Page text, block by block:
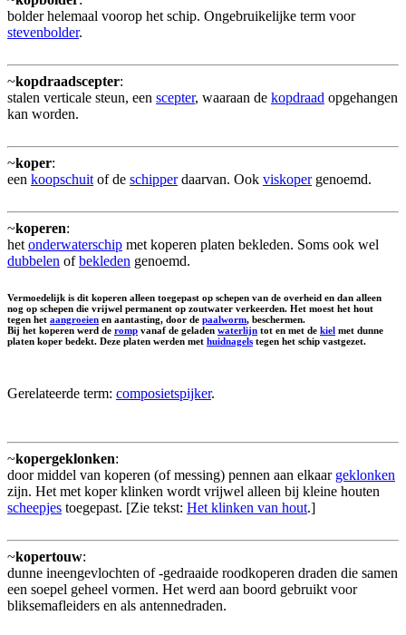
bolder helemaal voorop het schip. Ongebruikelijke term voor
stevenbolder.
~kopdraadscepter:
stalen verticale steun, een scepter, waaraan de kopdraad opgehangen
kan worden.
~koper:
een koopschuit of de schipperdaarvan. Ook viskopergenoemd.
~koperen:
het onderwaterschip met koperen platen bekleden. Soms ook wel
dubbelen ofbekleden genoemd.
Vermoedelijk is dit koperen alleen toegepast op schepen van de overheid en dan alleen
nog op schepen die vrijwel permanent op zoutwater verkeerden. Het moest het hout
tegen het aangroeien en aantasting, door de paalworm, beschermen.
Bij het koperen werd de romp vanaf de geladen waterlijn tot en met de kiel met dunne
platen koper bedekt. Deze platen werden met huidnagels tegen het schip vastgezet.
Gerelateerde term: composietspijker.
~kopergeklonken:
door middel van koperen (of messing) pennen aan elkaar geklonken
zijn. Het met koper klinken wordt vrijwel alleen bij kleine houten
scheepjes toegepast. [Zie tekst: Het klinken van hout.]
~kopertouw:
dunne ineengevlochten of -gedraaide roodkoperen draden die samen
een soepel geheel vormen. Het werd aan boord gebruikt voor
bliksemafleiders en als antennedraden.